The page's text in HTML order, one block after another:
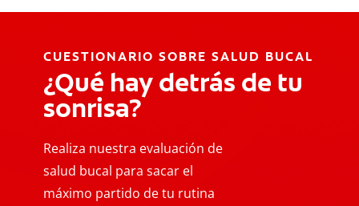
CUESTIONARIO SOBRE SALUD BUCAL
¿Qué hay detrás de tu
sonrisa?
Realiza nuestra evaluación de
salud bucal para sacar el
máximo partido de tu rutina